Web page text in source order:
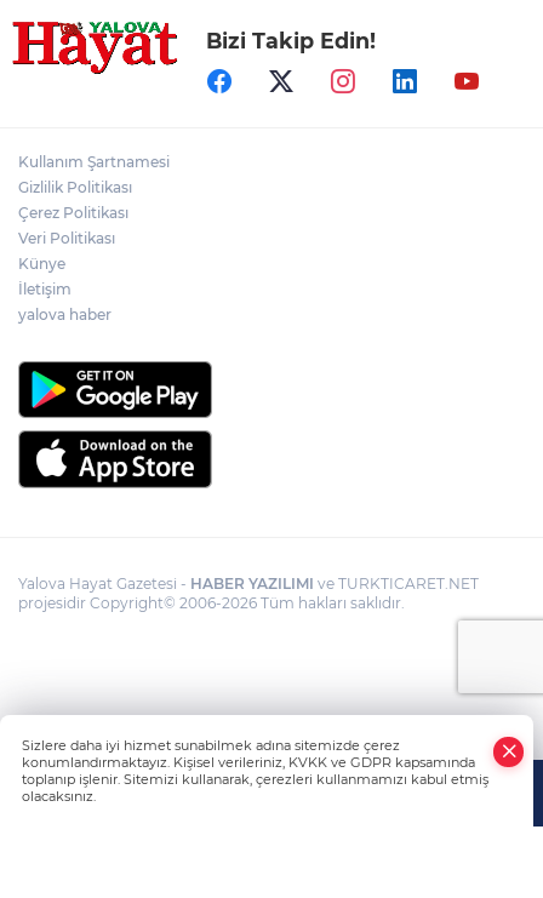
Bizi Takip Edin!
Kullanım Şartnamesi
Gizlilik Politikası
Çerez Politikası
Veri Politikası
Künye
İletişim
yalova haber
Yalova Hayat Gazetesi - HABER YAZILIMI ve TURKTICARET.NET
projesidir Copyright© 2006-2026 Tüm hakları saklıdır.
Sizlere daha iyi hizmet sunabilmek adına sitemizde çerez
konumlandırmaktayız. Kişisel verileriniz, KVKK ve GDPR kapsamında
toplanıp işlenir. Sitemizi kullanarak, çerezleri kullanmamızı kabul etmiş
olacaksınız.